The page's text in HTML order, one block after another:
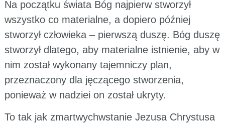
Na początku świata Bóg najpierw stworzył
wszystko co materialne, a dopiero później
stworzył człowieka – pierwszą duszę. Bóg duszę
stworzył dlatego, aby materialne istnienie, aby w
nim został wykonany tajemniczy plan,
przeznaczony dla jęczącego stworzenia,
ponieważ w nadziei on został ukryty.
To tak jak zmartwychwstanie Jezusa Chrystusa